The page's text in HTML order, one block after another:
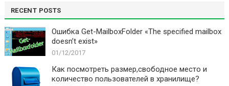
RECENT POSTS
Ошибка Get-MailboxFolder «The specified mailbox
doesn’t exist»
01/12/2017
Как посмотреть размер,свободное место и
количество пользователей в хранилище?